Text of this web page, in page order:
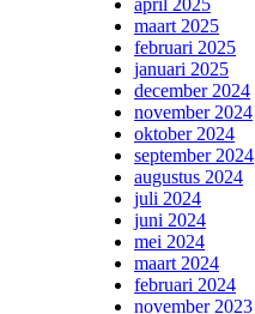
maart 2025
februari 2025
januari 2025
december 2024
november 2024
oktober 2024
september 2024
augustus 2024
juli 2024
juni 2024
mei 2024
maart 2024
februari 2024
november 2023